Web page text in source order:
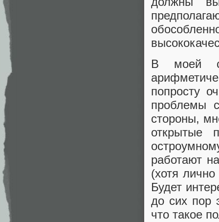
В моей
попросту
проблемы
стороны,
открытые
работают
(хотя
Будет
до сих пор
что такое